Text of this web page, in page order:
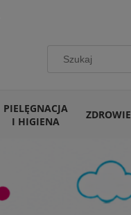
PIELĘGNACJA
I HIGIENA
ZDROWIE